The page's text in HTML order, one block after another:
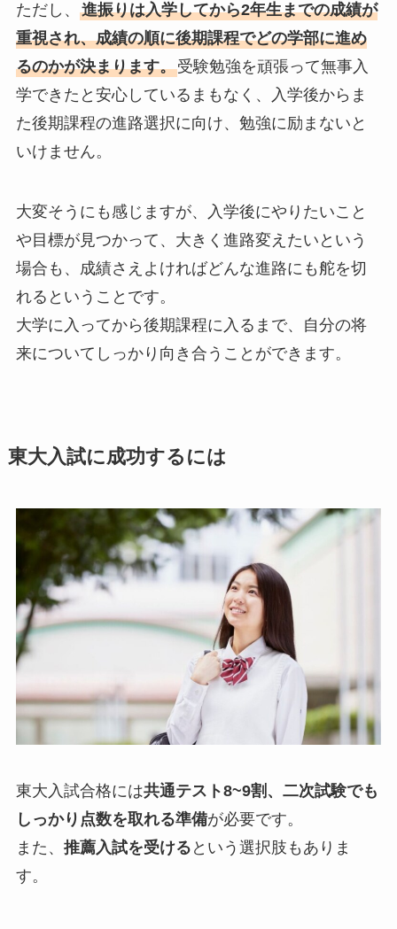
ただし、 進振りは入学してから2年生までの成績が
重視され、成績の順に後期課程でどの学部に進め
るのかが決まります。受験勉強を頑張って無事入
学できたと安心しているまもなく、入学後からま
た後期課程の進路選択に向け、勉強に励まないと
いけません。
大変そうにも感じますが、入学後にやりたいこと
や目標が見つかって、大きく進路変えたいという
場合も、成績さえよければどんな進路にも舵を切
れるということです。
大学に入ってから後期課程に入るまで、自分の将
来についてしっかり向き合うことができます。
東大入試に成功するには
東大入試合格には共通テスト8~9割、二次試験でも
しっかり点数を取れる準備が必要です。
また、 推薦入試を受ける という選択肢もありま
す。